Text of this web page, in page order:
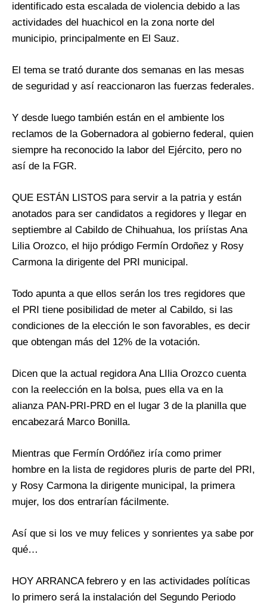
identificado esta escalada de violencia debido a las
actividades del huachicol en la zona norte del
municipio, principalmente en El Sauz.
El tema se trató durante dos semanas en las mesas
de seguridad y así reaccionaron las fuerzas federales.
Y desde luego también están en el ambiente los
reclamos de la Gobernadora al gobierno federal, quien
siempre ha reconocido la labor del Ejército, pero no
así de la FGR.
QUE ESTÁN LISTOS para servir a la patria y están
anotados para ser candidatos a regidores y llegar en
septiembre al Cabildo de Chihuahua, los priístas Ana
Lilia Orozco, el hijo pródigo Fermín Ordoñez y Rosy
Carmona la dirigente del PRI municipal.
Todo apunta a que ellos serán los tres regidores que
el PRI tiene posibilidad de meter al Cabildo, si las
condiciones de la elección le son favorables, es decir
que obtengan más del 12% de la votación.
Dicen que la actual regidora Ana LIlia Orozco cuenta
con la reelección en la bolsa, pues ella va en la
alianza PAN-PRI-PRD en el lugar 3 de la planilla que
encabezará Marco Bonilla.
Mientras que Fermín Ordóñez iría como primer
hombre en la lista de regidores pluris de parte del PRI,
y Rosy Carmona la dirigente municipal, la primera
mujer, los dos entrarían fácilmente.
Así que si los ve muy felices y sonrientes ya sabe por
qué…
HOY ARRANCA febrero y en las actividades políticas
lo primero será la instalación del Segundo Periodo